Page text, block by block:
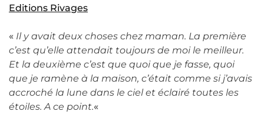
Editions Rivages
« Il y avait deux choses chez maman. La première
c’est qu’elle attendait toujours de moi le meilleur.
Et la deuxième c’est que quoi que je fasse, quoi
que je ramène à la maison, c’était comme si j’avais
accroché la lune dans le ciel et éclairé toutes les
étoiles. A ce point.«